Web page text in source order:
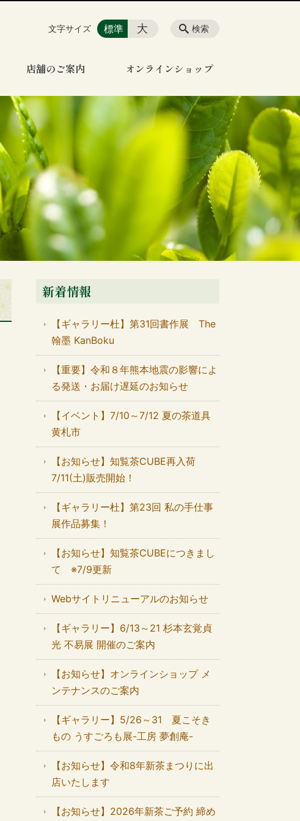
店舗のご案内 オンラインショップ
検索
文字サイズ 標準 大
新着情報
【ギャラリー杜】第31回書作展 The
翰墨 KanBoku
【重要】令和８年熊本地震の影響によ
る発送・お届け遅延のお知らせ
【イベント】7/10～7/12 夏の茶道具
黄札市
【お知らせ】知覧茶CUBE再入荷
7/11(土)販売開始！
【ギャラリー杜】第23回 私の手仕事
展作品募集！
【お知らせ】知覧茶CUBEにつきまし
て ※7/9更新
Webサイトリニューアルのお知らせ
【ギャラリー】6/13～21 杉本玄覚貞
光 不易展 開催のご案内
【お知らせ】オンラインショップ メ
ンテナンスのご案内
【ギャラリー】5/26～31 夏こそき
もの うすごろも展-工房 夢創庵-
【お知らせ】令和8年新茶まつりに出
店いたします
【お知らせ】2026年新茶ご予約 締め